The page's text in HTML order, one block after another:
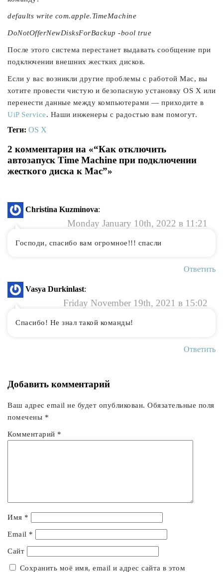
defaults write com.apple.TimeMachine
DoNotOfferNewDisksForBackup -bool true
После этого система перестанет выдавать сообщение при
подключении внешних жестких дисков.
Если у вас возникли другие проблемы с работой Mac, вы
хотите провести чистую и безопасную установку OS X или
перенести данные между компьютерами — приходите в
UiP Service. Наши инженеры с радостью вам помогут.
Теги: OS X
2 комментария на «“Как отключить
автозапуск Time Machine при подключении
жесткого диска к Mac”»
Christina Kuzminova:
Monday January 10th, 2022 в 11:21
Господи, спасибо вам огромное!!! спасли
Ответить
Vasya Durkinlast:
Friday November 19th, 2021 в 15:02
Спасибо! Не знал такой команды!
Ответить
Добавить комментарий
Ваш адрес email не будет опубликован. Обязательные поля
помечены *
Комментарий *
Имя *
Email *
Сайт
Сохранить моё имя, email и адрес сайта в этом